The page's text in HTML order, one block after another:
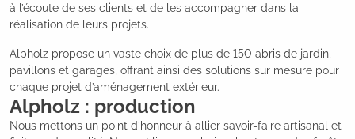
à l’écoute de ses clients et de les accompagner dans la
réalisation de leurs projets.
Alpholz propose un vaste choix de plus de 150 abris de jardin,
pavillons et garages, offrant ainsi des solutions sur mesure pour
chaque projet d’aménagement extérieur.
Alpholz : production
Nous mettons un point d’honneur à allier savoir-faire artisanal et